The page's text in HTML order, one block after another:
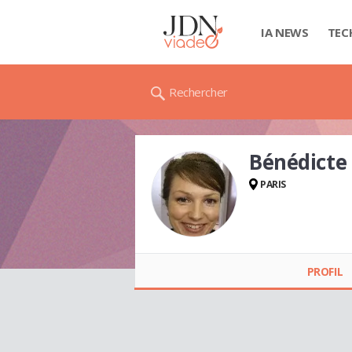
IA NEWS
Rechercher
Bénédicte
PARIS
PROFIL